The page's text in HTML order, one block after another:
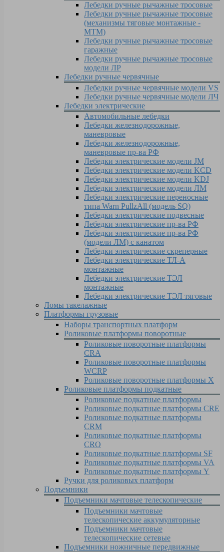
Лебедки ручные рычажные тросовые
Лебедки ручные рычажные тросовые
(механизмы тяговые монтажные -
МТМ)
Лебедки ручные рычажные тросовые
гаражные
Лебедки ручные рычажные тросовые
модели ЛР
Лебедки ручные червячные
Лебедки ручные червячные модели VS
Лебедки ручные червячные модели ЛЧ
Лебедки электрические
Автомобильные лебедки
Лебедки железнодорожные,
маневровые
Лебедки железнодорожные,
маневровые пр-ва РФ
Лебедки электрические модели JM
Лебедки электрические модели KCD
Лебедки электрические модели KDJ
Лебедки электрические модели ЛМ
Лебедки электрические переносные
типа Warn PullzAll (модель SQ)
Лебедки электрические подвесные
Лебедки электрические пр-ва РФ
Лебедки электрические пр-ва РФ
(модели ЛМ) с канатом
Лебедки электрические скреперные
Лебедки электрические ТЛ-А
монтажные
Лебедки электрические ТЭЛ
монтажные
Лебедки электрические ТЭЛ тяговые
Ломы такелажные
Платформы грузовые
Наборы транспортных платформ
Роликовые платформы поворотные
Роликовые поворотные платформы
CRA
Роликовые поворотные платформы
WCRP
Роликовые поворотные платформы X
Роликовые платформы подкатные
Роликовые подкатные платформы
Роликовые подкатные платформы CRE
Роликовые подкатные платформы
CRM
Роликовые подкатные платформы
CRO
Роликовые подкатные платформы SF
Роликовые подкатные платформы VA
Роликовые подкатные платформы Y
Ручки для роликовых платформ
Подъемники
Подъемники мачтовые телескопические
Подъемники мачтовые
телескопические аккумуляторные
Подъемники мачтовые
телескопические сетевые
Подъемники ножничные передвижные